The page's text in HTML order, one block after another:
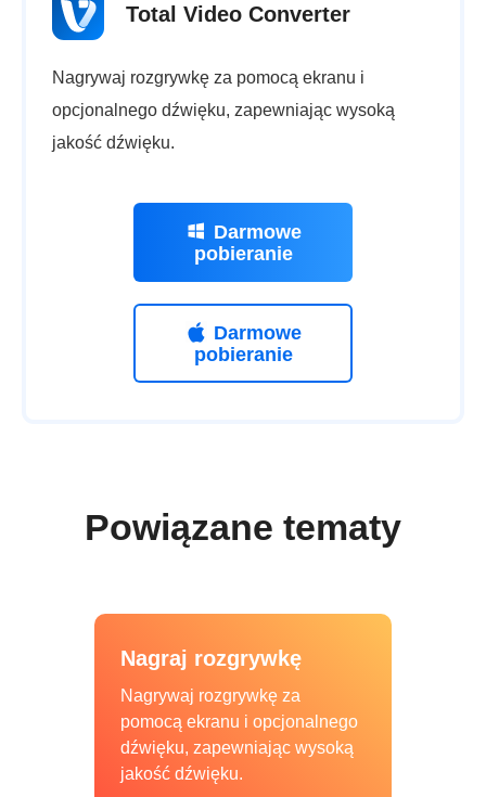
Total Video Converter
Nagrywaj rozgrywkę za pomocą ekranu i
opcjonalnego dźwięku, zapewniając wysoką
jakość dźwięku.
Darmowe
pobieranie
Darmowe
pobieranie
Powiązane tematy
Nagraj rozgrywkę
Nagrywaj rozgrywkę za
pomocą ekranu i opcjonalnego
dźwięku, zapewniając wysoką
jakość dźwięku.